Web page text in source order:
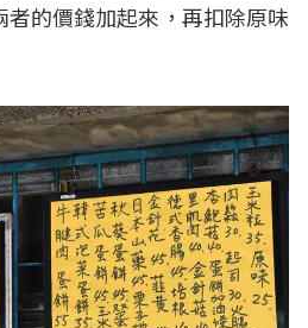
的價錢加起來，再扣除原味